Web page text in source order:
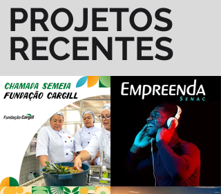
PROJETOS
RECENTES